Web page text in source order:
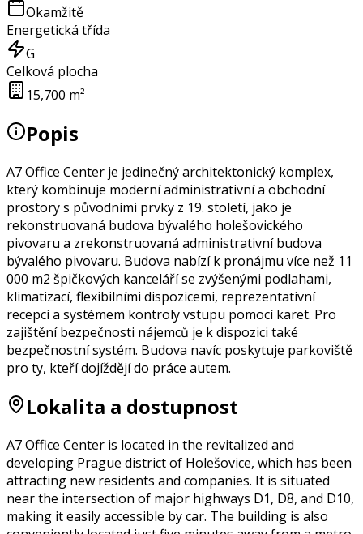
Okamžitě
Energetická třída
G
Celková plocha
15,700 m²
Popis
A7 Office Center je jedinečný architektonický komplex,
který kombinuje moderní administrativní a obchodní
prostory s původními prvky z 19. století, jako je
rekonstruovaná budova bývalého holešovického
pivovaru a zrekonstruovaná administrativní budova
bývalého pivovaru. Budova nabízí k pronájmu více než 11
000 m2 špičkových kanceláří se zvýšenými podlahami,
klimatizací, flexibilními dispozicemi, reprezentativní
recepcí a systémem kontroly vstupu pomocí karet. Pro
zajištění bezpečnosti nájemců je k dispozici také
bezpečnostní systém. Budova navíc poskytuje parkoviště
pro ty, kteří dojíždějí do práce autem.
Lokalita a dostupnost
A7 Office Center is located in the revitalized and
developing Prague district of Holešovice, which has been
attracting new residents and companies. It is situated
near the intersection of major highways D1, D8, and D10,
making it easily accessible by car. The building is also